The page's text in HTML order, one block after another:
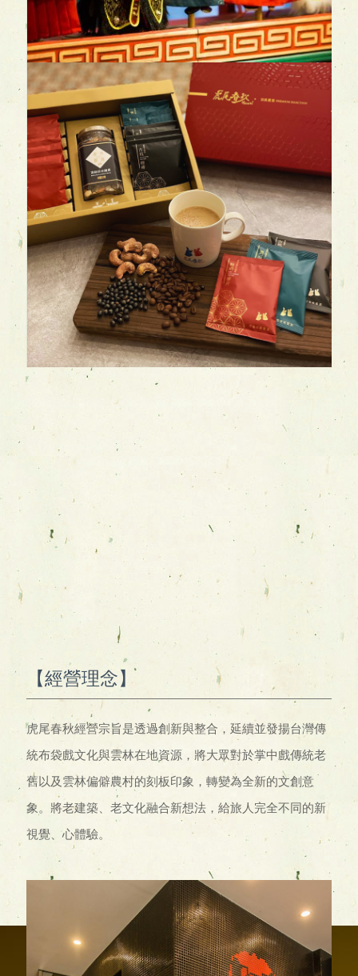
【經營理念】
虎尾春秋經營宗旨是透過創新與整合，延續並發揚台灣傳
統布袋戲文化與雲林在地資源，將大眾對於掌中戲傳統老
舊以及雲林偏僻農村的刻板印象，轉變為全新的文創意
象。將老建築、老文化融合新想法，給旅人完全不同的新
視覺、心體驗。